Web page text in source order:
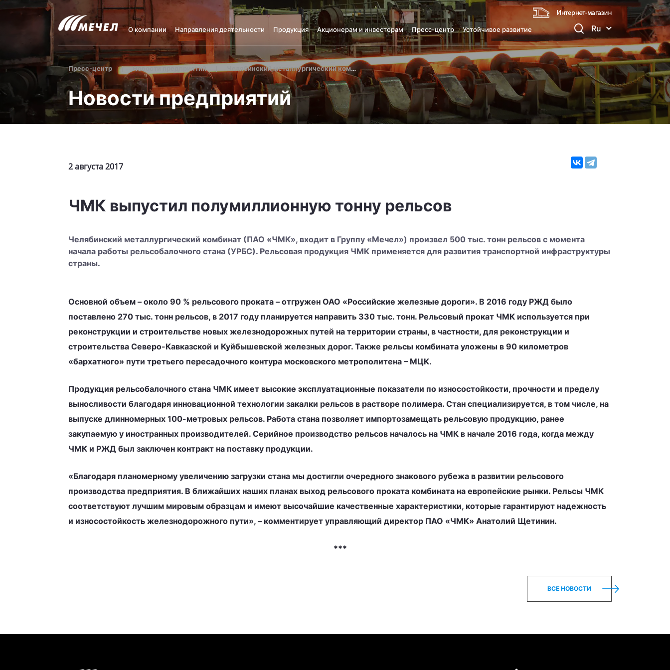
О компании Направления деятельности Продукция Акционерам и инвесторам Пресс-центр Устойчивое развитие Ru
Пресс-центр Новости предприятий Челябинский металлургический комбинат
Новости предприятий
2 августа 2017
ЧМК выпустил полумиллионную тонну рельсов
Челябинский металлургический комбинат (ПАО «ЧМК», входит в Группу «Мечел») произвел 500 тыс. тонн рельсов с момента
начала работы рельсобалочного стана (УРБС). Рельсовая продукция ЧМК применяется для развития транспортной инфраструктуры
страны.
Основной объем – около 90 % рельсового проката – отгружен ОАО «Российские железные дороги». В 2016 году РЖД было
поставлено 270 тыс. тонн рельсов, в 2017 году планируется направить 330 тыс. тонн. Рельсовый прокат ЧМК используется при
реконструкции и строительстве новых железнодорожных путей на территории страны, в частности, для реконструкции и
строительства Северо-Кавказской и Куйбышевской железных дорог. Также рельсы комбината уложены в 90 километров
«бархатного» пути третьего пересадочного контура московского метрополитена – МЦК.
Продукция рельсобалочного стана ЧМК имеет высокие эксплуатационные показатели по износостойкости, прочности и пределу
выносливости благодаря инновационной технологии закалки рельсов в растворе полимера. Стан специализируется, в том числе, на
выпуске длинномерных 100-метровых рельсов. Работа стана позволяет импортозамещать рельсовую продукцию, ранее
закупаемую у иностранных производителей. Серийное производство рельсов началось на ЧМК в начале 2016 года, когда между
ЧМК и РЖД был заключен контракт на поставку продукции.
«Благодаря планомерному увеличению загрузки стана мы достигли очередного знакового рубежа в развитии рельсового
производства предприятия. В ближайших наших планах выход рельсового проката комбината на европейские рынки. Рельсы ЧМК
соответствуют лучшим мировым образцам и имеют высочайшие качественные характеристики, которые гарантируют надежность
и износостойкость железнодорожного пути», – комментирует управляющий директор ПАО «ЧМК» Анатолий Щетинин.
***
ВСЕ НОВОСТИ